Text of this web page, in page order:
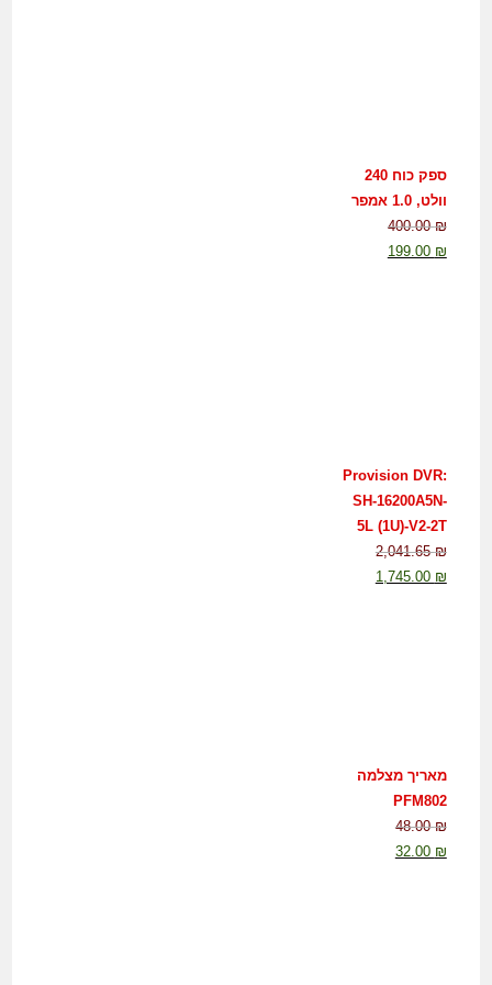
ספק כוח 240
וולט, 1.0 אמפר
400.00₪
199.00 ₪
Provision DVR:
SH-16200A5N-
5L (1U)-V2-2T
2,041.65₪
1,745.00 ₪
מאריך מצלמה
PFM802
48.00₪
32.00 ₪